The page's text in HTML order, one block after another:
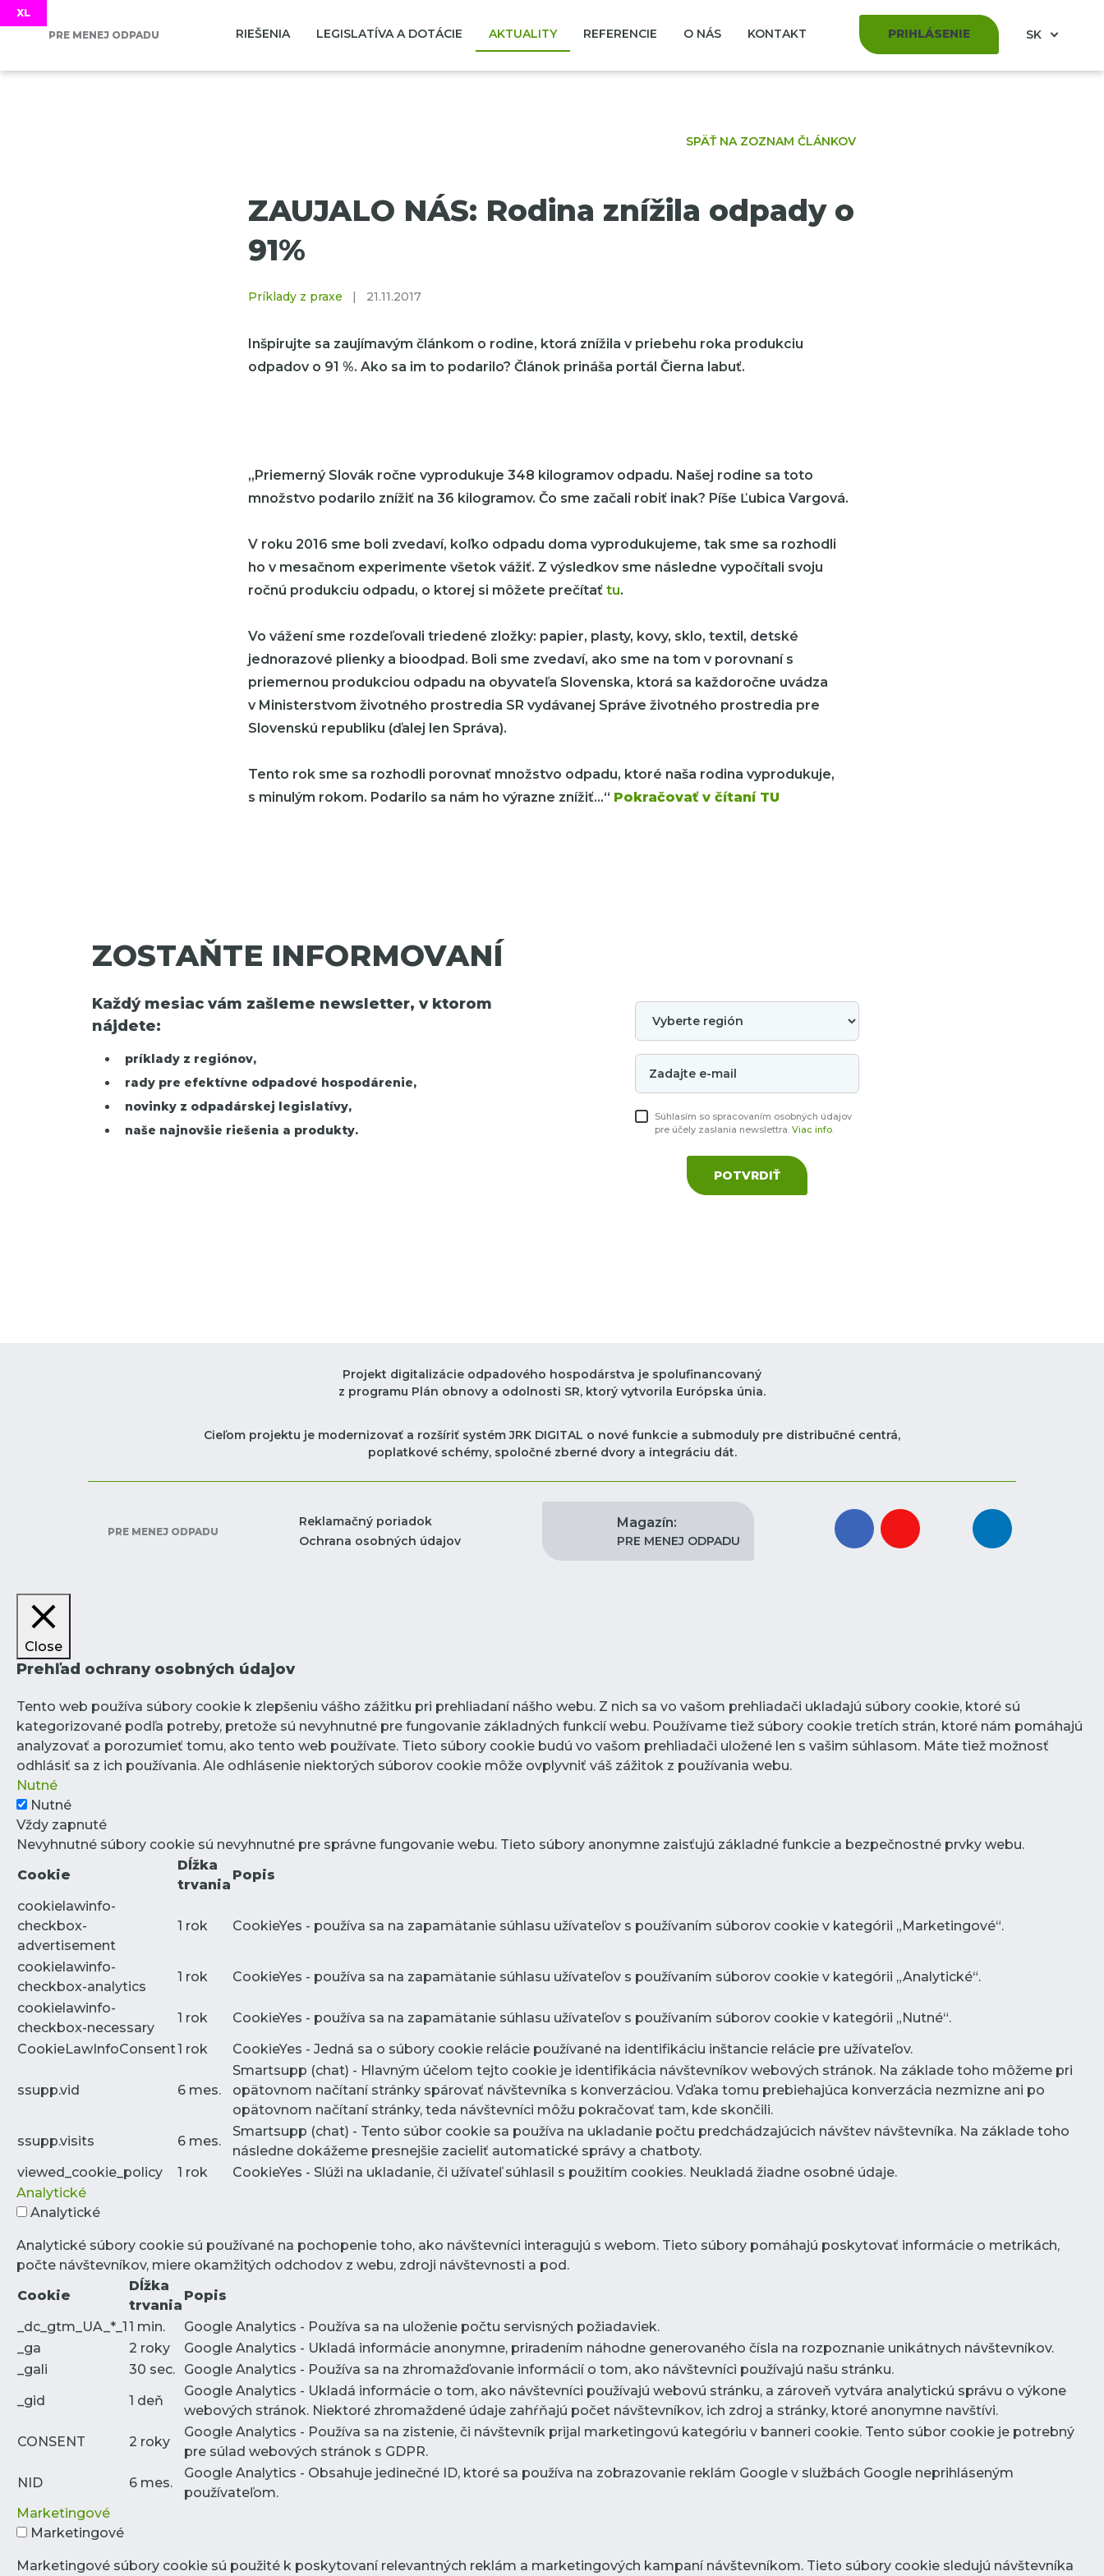
PRE MENEJ ODPADU RIEŠENIA LEGISLATÍVA A DOTÁCIE AKTUALITY REFERENCIE O NÁS KONTAKT PRIHLÁSENIE SK
SPÄŤ NA ZOZNAM ČLÁNKOV
ZAUJALO NÁS: Rodina znížila odpady o
91%
Príklady z praxe 21.11.2017
Inšpirujte sa zaujímavým článkom o rodine, ktorá znížila v priebehu roka produkciu
odpadov o 91 %. Ako sa im to podarilo? Článok prináša portál Čierna labuť.
„Priemerný Slovák ročne vyprodukuje 348 kilogramov odpadu. Našej rodine sa toto
množstvo podarilo znížiť na 36 kilogramov. Čo sme začali robiť inak? Píše Ľubica Vargová.
V roku 2016 sme boli zvedaví, koľko odpadu doma vyprodukujeme, tak sme sa rozhodli
ho v mesačnom experimente všetok vážiť. Z výsledkov sme následne vypočítali svoju
ročnú produkciu odpadu, o ktorej si môžete prečítať tu.
Vo vážení sme rozdeľovali triedené zložky: papier, plasty, kovy, sklo, textil, detské
jednorazové plienky a bioodpad. Boli sme zvedaví, ako sme na tom v porovnaní s
priemernou produkciou odpadu na obyvateľa Slovenska, ktorá sa každoročne uvádza
v Ministerstvom životného prostredia SR vydávanej Správe životného prostredia pre
Slovenskú republiku (ďalej len Správa).
Tento rok sme sa rozhodli porovnať množstvo odpadu, ktoré naša rodina vyprodukuje,
s minulým rokom. Podarilo sa nám ho výrazne znížiť…“ Pokračovať v čítaní TU
ZOSTAŇTE INFORMOVANÍ
Každý mesiac vám zašleme newsletter, v ktorom
nájdete:
príklady z regiónov,
rady pre efektívne odpadové hospodárenie,
novinky z odpadárskej legislatívy,
naše najnovšie riešenia a produkty.
Súhlasím so spracovaním osobných údajov
pre účely zaslania newslettra. Viac info.
POTVRDIŤ
Projekt digitalizácie odpadového hospodárstva je spolufinancovaný
z programu Plán obnovy a odolnosti SR, ktorý vytvorila Európska únia.
Cieľom projektu je modernizovať a rozšíriť systém JRK DIGITAL o nové funkcie a submoduly pre distribučné centrá,
poplatkové schémy, spoločné zberné dvory a integráciu dát.
PRE MENEJ ODPADU
Reklamačný poriadok
Ochrana osobných údajov
Magazín:
PRE MENEJ ODPADU
facebookyoutube instagramlinkedin
Close
Prehľad ochrany osobných údajov
Tento web používa súbory cookie k zlepšeniu vášho zážitku pri prehliadaní nášho webu. Z nich sa vo vašom prehliadači ukladajú súbory cookie, ktoré sú
kategorizované podľa potreby, pretože sú nevyhnutné pre fungovanie základných funkcií webu. Používame tiež súbory cookie tretích strán, ktoré nám pomáhajú
analyzovať a porozumieť tomu, ako tento web používate. Tieto súbory cookie budú vo vašom prehliadači uložené len s vašim súhlasom. Máte tiež možnosť
odhlásiť sa z ich používania. Ale odhlásenie niektorých súborov cookie môže ovplyvniť váš zážitok z používania webu.
Nutné
Nutné
Vždy zapnuté
Nevyhnutné súbory cookie sú nevyhnutné pre správne fungovanie webu. Tieto súbory anonymne zaisťujú základné funkcie a bezpečnostné prvky webu.
Cookie
Dĺžka
trvania
Popis
cookielawinfo-
checkbox-
advertisement
1 rok CookieYes - používa sa na zapamätanie súhlasu užívateľov s používaním súborov cookie v kategórii „Marketingové“.
cookielawinfo-
checkbox-analytics
1 rok
CookieYes - používa sa na zapamätanie súhlasu užívateľov s používaním súborov cookie v kategórii „Analytické“.
cookielawinfo-
checkbox-necessary
1 rok
CookieYes - používa sa na zapamätanie súhlasu užívateľov s používaním súborov cookie v kategórii „Nutné“.
CookieLawInfoConsent1 rok CookieYes - Jedná sa o súbory cookie relácie používané na identifikáciu inštancie relácie pre užívateľov.
ssupp.vid 6 mes.
Smartsupp (chat) - Hlavným účelom tejto cookie je identifikácia návštevníkov webových stránok. Na základe toho môžeme pri
opätovnom načítaní stránky spárovať návštevníka s konverzáciou. Vďaka tomu prebiehajúca konverzácia nezmizne ani po
opätovnom načítaní stránky, teda návštevníci môžu pokračovať tam, kde skončili.
ssupp.visits
6 mes.
Smartsupp (chat) - Tento súbor cookie sa používa na ukladanie počtu predchádzajúcich návštev návštevníka. Na základe toho
následne dokážeme presnejšie zacieliť automatické správy a chatboty.
viewed_cookie_policy
1 rok
CookieYes - Slúži na ukladanie, či užívateľ súhlasil s použitím cookies. Neukladá žiadne osobné údaje.
Analytické
Analytické
Analytické súbory cookie sú používané na pochopenie toho, ako návštevníci interagujú s webom. Tieto súbory pomáhajú poskytovať informácie o metrikách,
počte návštevníkov, miere okamžitých odchodov z webu, zdroji návštevnosti a pod.
Cookie
Dĺžka
trvania
Popis
_dc_gtm_UA_*_11 min.
Google Analytics - Používa sa na uloženie počtu servisných požiadaviek.
_ga
2 roky
Google Analytics - Ukladá informácie anonymne, priradením náhodne generovaného čísla na rozpoznanie unikátnych návštevníkov.
_gali
30 sec.
Google Analytics - Používa sa na zhromažďovanie informácií o tom, ako návštevníci používajú našu stránku.
_gid
1 deň
Google Analytics - Ukladá informácie o tom, ako návštevníci používajú webovú stránku, a zároveň vytvára analytickú správu o výkone
webových stránok. Niektoré zhromaždené údaje zahŕňajú počet návštevníkov, ich zdroj a stránky, ktoré anonymne navštívi.
CONSENT
2 roky
Google Analytics - Používa sa na zistenie, či návštevník prijal marketingovú kategóriu v banneri cookie. Tento súbor cookie je potrebný
pre súlad webových stránok s GDPR.
NID
6 mes.
Google Analytics - Obsahuje jedinečné ID, ktoré sa používa na zobrazovanie reklám Google v službách Google neprihláseným
používateľom.
Marketingové
Marketingové
Marketingové súbory cookie sú použité k poskytovaní relevantných reklám a marketingových kampaní návštevníkom. Tieto súbory cookie sledujú návštevníka